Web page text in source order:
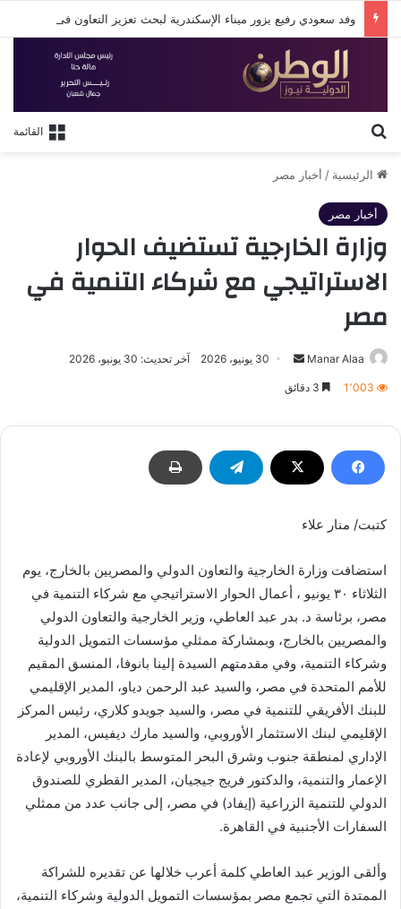
القائمة
الرئيسية / أخبار مصر
أخبار مصر
وزارة الخارجية تستضيف الحوار
الاستراتيجي مع شركاء التنمية في
مصر
Manar Alaa
أرسل 30 يونيو، 2026 آخر تحديث: 30 يونيو، 2026
1٬003
كتبت/ منار علاء
استضافت وزارة الخارجية والتعاون الدولي والمصريين بالخارج، يوم
الثلاثاء ٣٠ يونيو ، أعمال الحوار الاستراتيجي مع شركاء التنمية في
مصر، برئاسة د. بدر عبد العاطي، وزير الخارجية والتعاون الدولي
والمصريين بالخارج، وبمشاركة ممثلي مؤسسات التمويل الدولية
وشركاء التنمية، وفي مقدمتهم السيدة إلينا بانوفا، المنسق المقيم
للأمم المتحدة في مصر، والسيد عبد الرحمن دياو، المدير الإقليمي
للبنك الأفريقي للتنمية في مصر، والسيد جويدو كلاري، رئيس المركز
الإقليمي لبنك الاستثمار الأوروبي، والسيد مارك ديفيس، المدير
الإداري لمنطقة جنوب وشرق البحر المتوسط بالبنك الأوروبي لإعادة
الإعمار والتنمية، والدكتور فريج جيجيان، المدير القطري للصندوق
الدولي للتنمية الزراعية (إيفاد) في مصر، إلى جانب عدد من ممثلي
السفارات الأجنبية في القاهرة.
وألقى الوزير عبد العاطي كلمة أعرب خلالها عن تقديره للشراكة
الممتدة التي تجمع مصر بمؤسسات التمويل الدولية وشركاء التنمية،